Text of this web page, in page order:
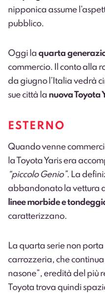
nipponica assume
pubblico.
Oggi la quarta
commercio. Il conto alla
da giugno l’Italia vedrà
sue città la nuova Toyota
ESTERNO
Quando venne
la Toyota Yaris era
“piccolo Genio”. La
abbandonato la vettura
linee morbide e
caratterizzano.
La quarta serie non
carrozzeria, che
nasone”, eredità del più
Toyota trova quindi